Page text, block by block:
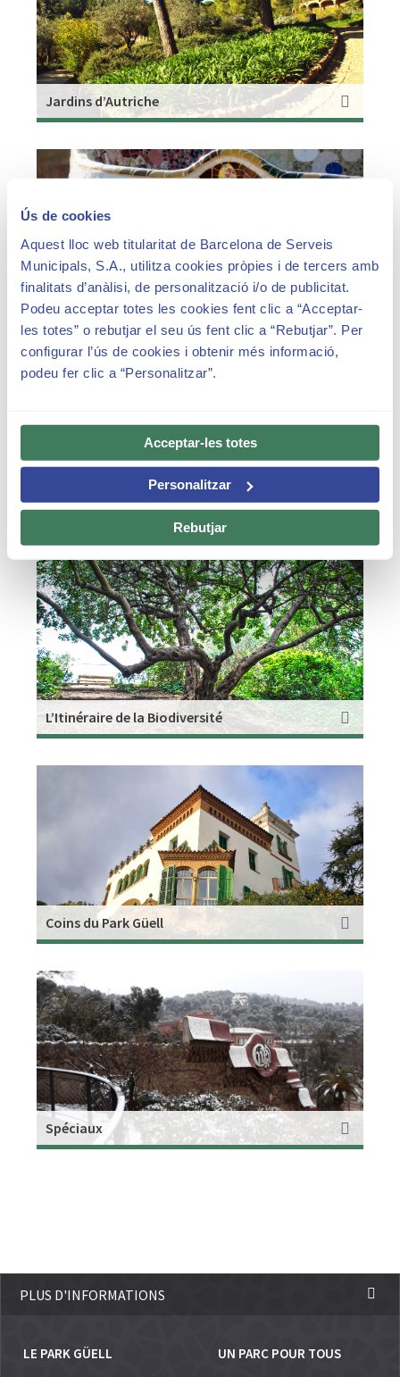
Ús de cookies
Aquest lloc web titularitat de Barcelona de Serveis
Municipals, S.A., utilitza cookies pròpies i de tercers amb
finalitats d’anàlisi, de personalització i/o de publicitat.
Podeu acceptar totes les cookies fent clic a “Acceptar-
les totes” o rebutjar el seu ús fent clic a “Rebutjar”. Per
configurar l’ús de cookies i obtenir més informació,
podeu fer clic a “Personalitzar”.
Acceptar-les totes
Personalitzar
Rebutjar
Jardins d’Autriche
Théâtre grec ou place de la nature
Les Viaducs
L’Itinéraire de la Biodiversité
Coins du Park Güell
Spéciaux
PLUS D'INFORMATIONS
LE PARK GÜELL UN PARC POUR TOUS